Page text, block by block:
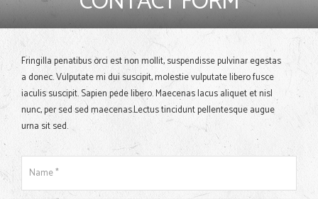
Fringilla penatibus orci est non mollit, suspendisse pulvinar egestas
a donec. Vulputate mi dui suscipit, molestie vulputate libero fusce
iaculis suscipit. Sapien pede libero. Maecenas lacus aliquet et nisl
nunc, per sed sed maecenas.Lectus tincidunt pellentesque augue
urna sit sed.